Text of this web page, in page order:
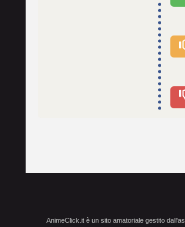
AnimeClick.it è un sito amatoriale gestito